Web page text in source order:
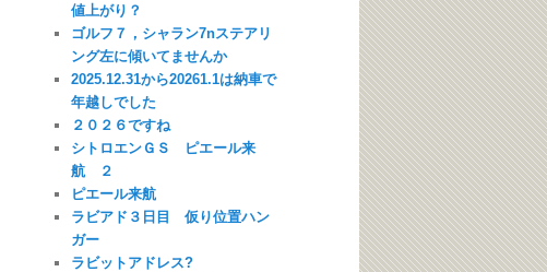
値上がり？
ゴルフ７，シャラン7nステアリ
ング左に傾いてませんか
2025.12.31から20261.1は納車で
年越しでした
２０２６ですね
シトロエンＧＳ ピエール来
航 ２
ピエール来航
ラビアド３日目 仮り位置ハン
ガー
ラビットアドレス?